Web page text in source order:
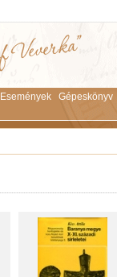
Események Gépeskönyv